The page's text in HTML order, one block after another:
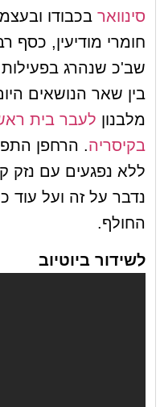
סינוואר בכבודו
חומרי מודיעין, כסף
שב'כ שנהרג
בין שאר הנושאים
מלבנון לעבר בית
בקיסריה. הרחפן
ללא נפגעים עם נזק
נדבר על זה ועל
החולף.
לשידור ביוטיוב